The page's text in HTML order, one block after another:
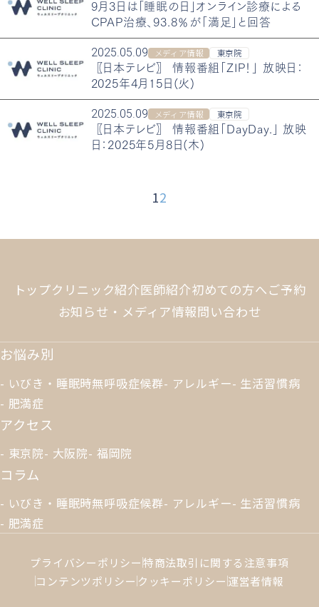
9月3日は「睡眠の日」オンライン診療による
CPAP治療、93.8％が「満足」と回答
2025.05.09 メディア情報 東京院
〖日本テレビ〗 情報番組「ZIP！」 放映日：
2025年4月15日(火)
2025.05.09 メディア情報 東京院
〖日本テレビ〗 情報番組「DayDay.」 放映
日：2025年5月8日(木)
12
トップクリニック紹介医師紹介初めての方へ ご予約
お知らせ・メディア情報問い合わせ
お悩み別
いびき・睡眠時無呼吸症候群 アレルギー 生活習慣病
肥満症
アクセス
東京院 大阪院 福岡院
コラム
いびき・睡眠時無呼吸症候群 アレルギー 生活習慣病
肥満症
プライバシーポリシー特商法取引に関する注意事項
コンテンツポリシー クッキーポリシー運営者情報